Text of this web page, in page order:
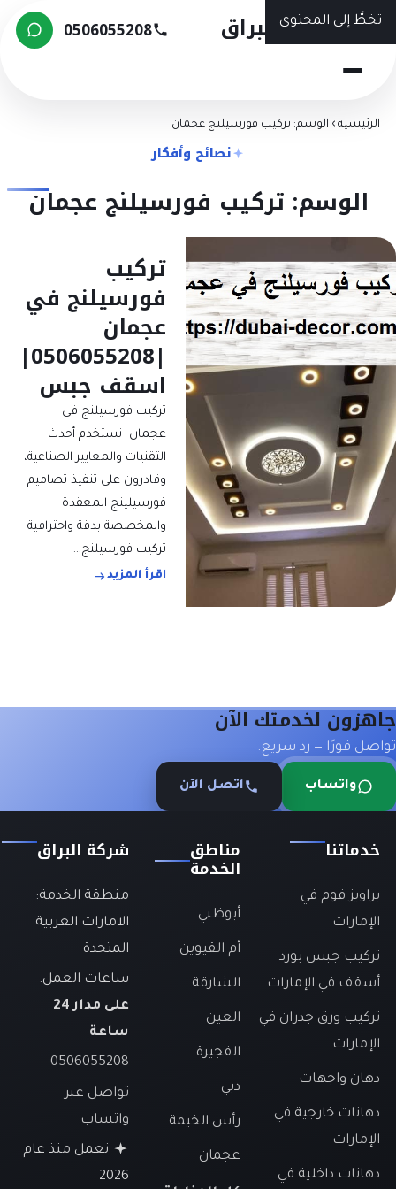
تخطَّ إلى المحتوى
شركة البراق 0506055208
الرئيسية › الوسم: تركيب فورسيلنج عجمان
نصائح وأفكار
الوسم: تركيب فورسيلنج عجمان
تركيب
فورسيلنج في
عجمان
|0506055208|
اسقف جبس
تركيب فورسيلنج في
عجمان نستخدم أحدث
التقنيات والمعايير الصناعية،
وقادرون على تنفيذ تصاميم
فورسيلينج المعقدة
والمخصصة بدقة واحترافية
تركيب فورسيلنج…
اقرأ المزيد
جاهزون لخدمتك الآن
تواصل فورًا — رد سريع.
واتساب اتصل الآن
خدماتنا
براويز فوم في
الإمارات
تركيب جبس بورد
أسقف في الإمارات
تركيب ورق جدران في
الإمارات
دهان واجهات
دهانات خارجية في
الإمارات
دهانات داخلية في
مناطق
الخدمة
أبوظبي
أم القيوين
الشارقة
العين
الفجيرة
دبي
رأس الخيمة
عجمان
شركة البراق
منطقة الخدمة:
الامارات العربية
المتحدة
ساعات العمل:
على مدار 24
ساعة
0506055208
تواصل عبر
واتساب
نعمل منذ عام
2026